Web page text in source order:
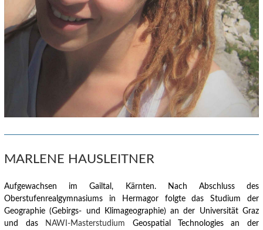
MARLENE HAUSLEITNER
Aufgewachsen im Gailtal, Kärnten.Nach Abschluss des
Oberstufenrealgymnasiums in Hermagor folgte das Studium der
Geographie (Gebirgs- und Klimageographie) an der Universität Graz
und das
NAWI-Masterstudium Geospatial Technologies an der